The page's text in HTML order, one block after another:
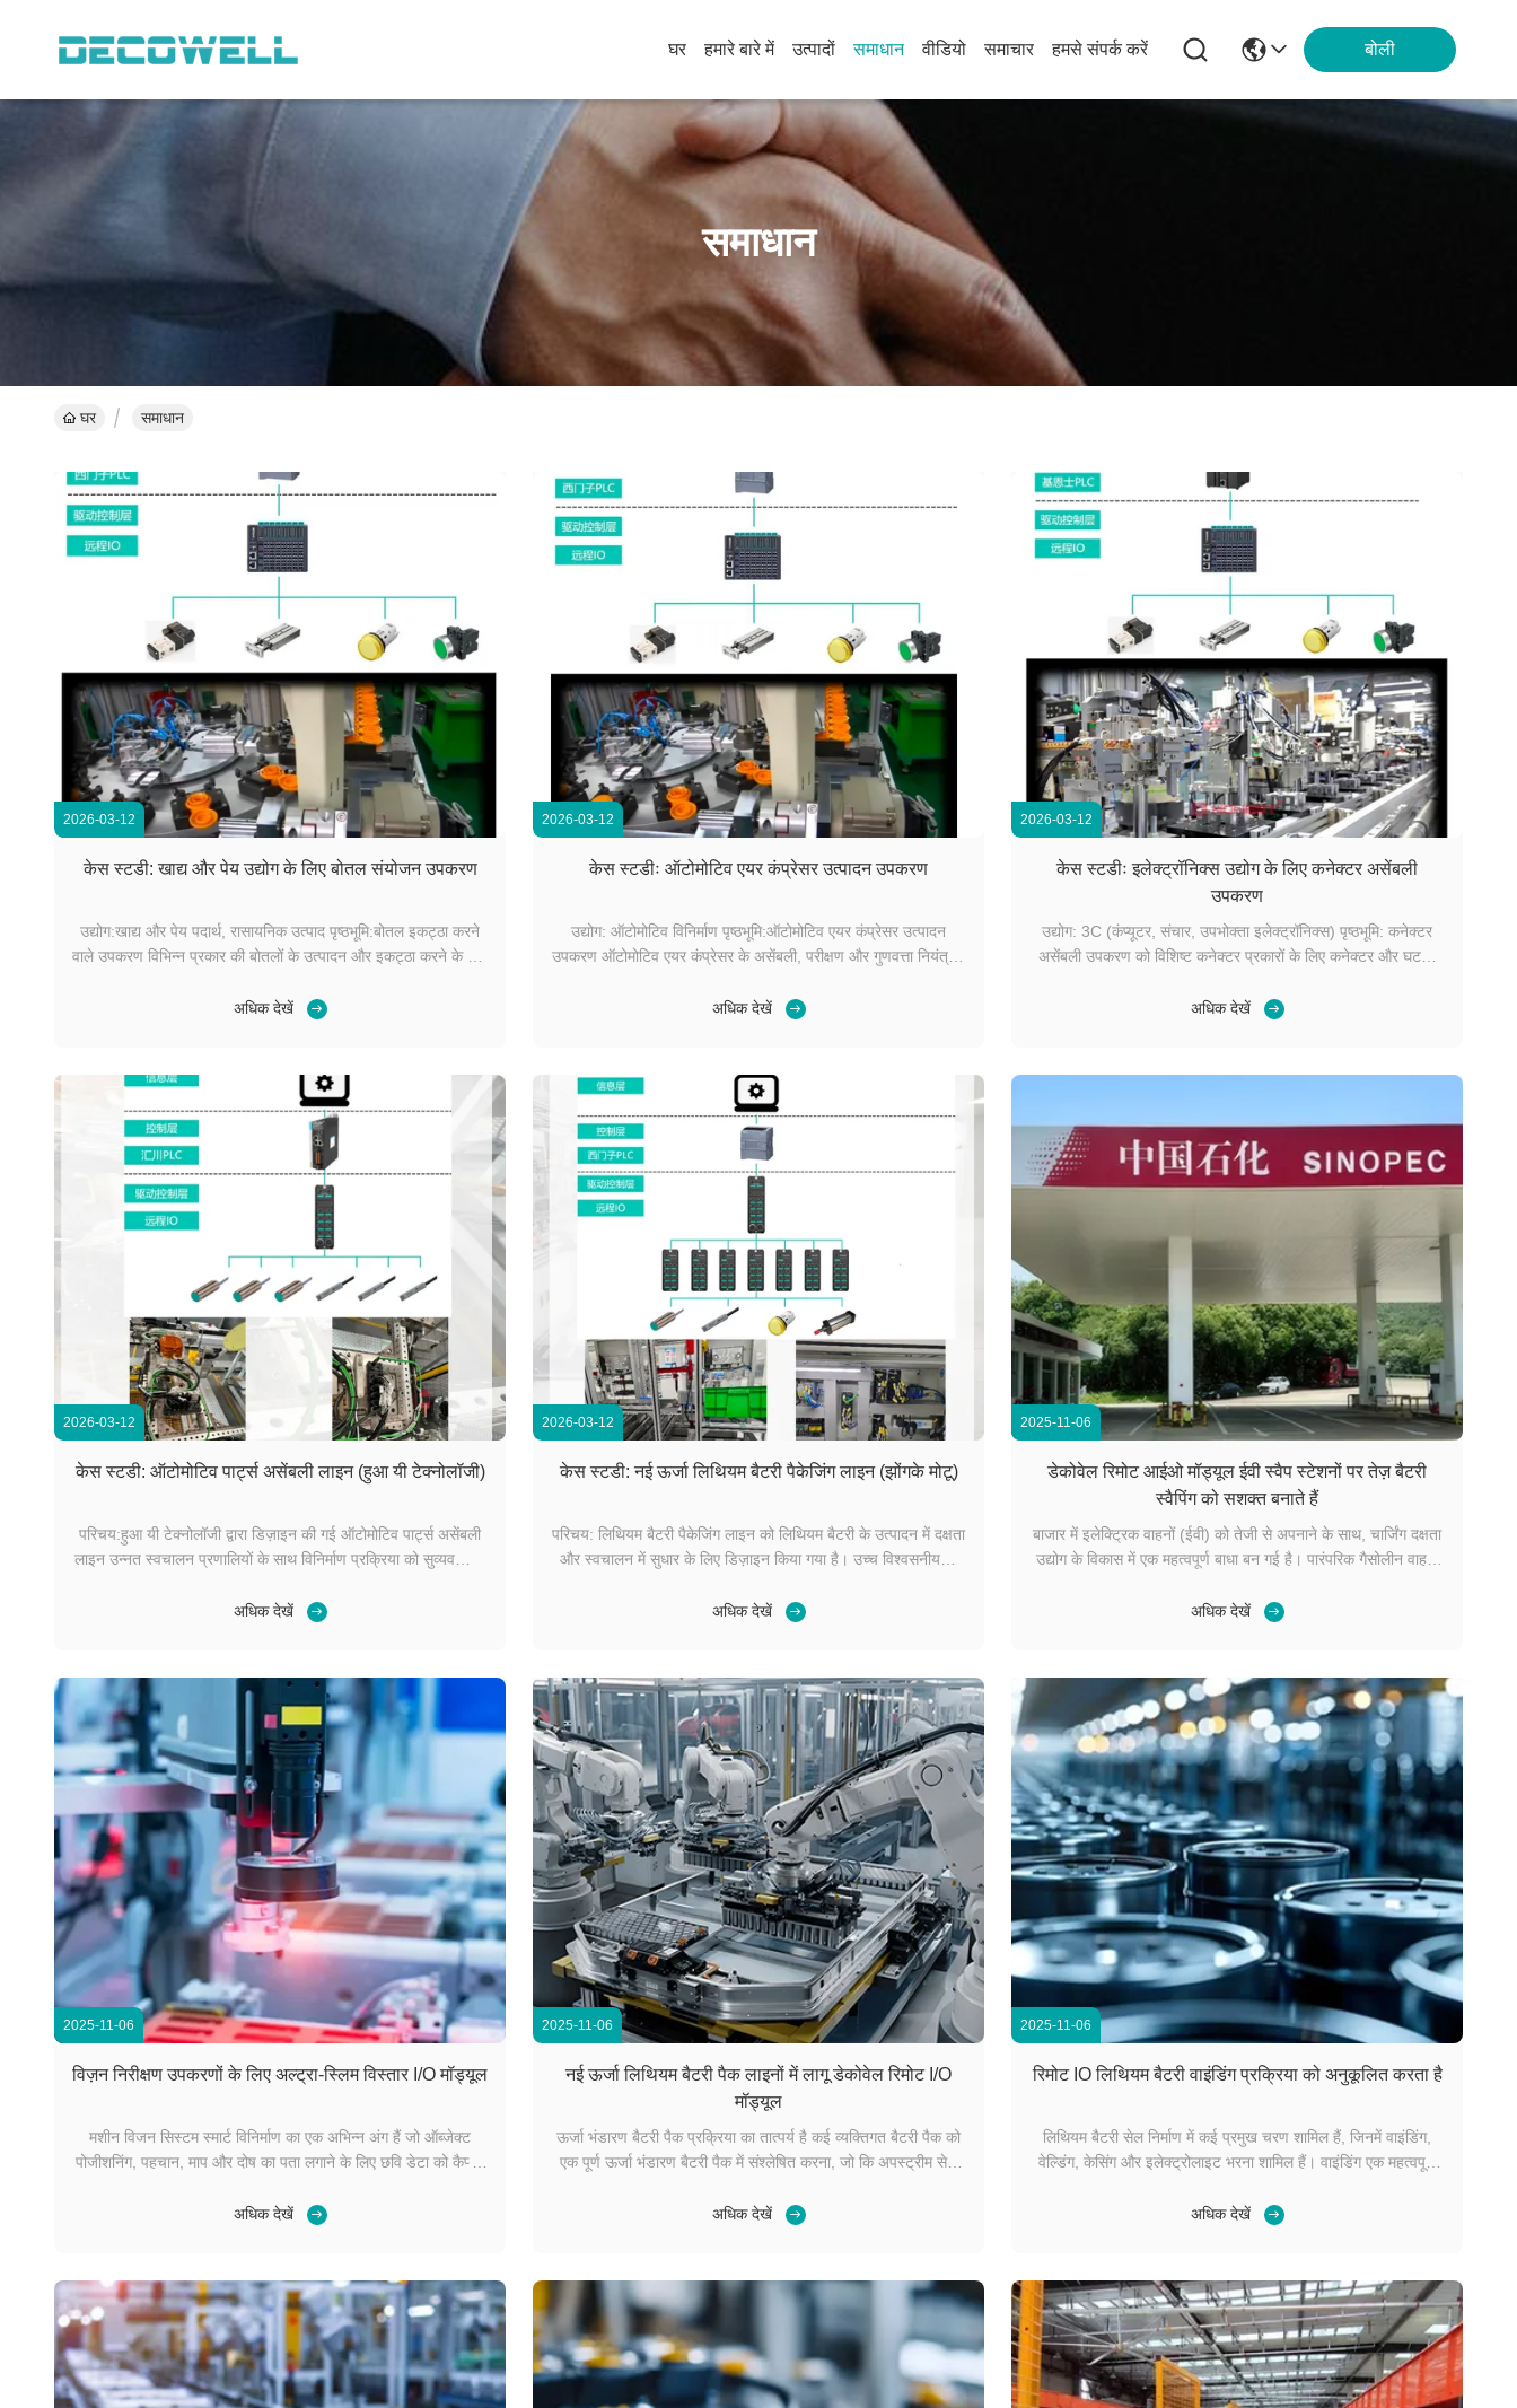
घर हमारे बारे में उत्पादों समाधान वीडियो समाचार हमसे संपर्क करें बोली
समाधान
घर समाधान
2026-03-12
केस स्टडी: खाद्य और पेय उद्योग के लिए बोतल संयोजन उपकरण
उद्योग:खाद्य और पेय पदार्थ, रासायनिक उत्पाद पृष्ठभूमि:बोतल इकट्ठा करने
वाले उपकरण विभिन्न प्रकार की बोतलों के उत्पादन और इकट्ठा करने के लिए
उपयोग किए जाते हैं।ये प्रणाली आमतौर पर अत्यधिक स्वचालित होती हैं,
अधिक देखें
2026-03-12
केस स्टडीः ऑटोमोटिव एयर कंप्रेसर उत्पादन उपकरण
उद्योग: ऑटोमोटिव विनिर्माण पृष्ठभूमि:ऑटोमोटिव एयर कंप्रेसर उत्पादन
उपकरण ऑटोमोटिव एयर कंप्रेसर के असेंबली, परीक्षण और गुणवत्ता नियंत्रण
प्रदर्शन सुनिश्चित करने के लिए स्वचालित असेंबली लाइन, सटीक परीक्षण
अधिक देखें
2026-03-12
केस स्टडीः इलेक्ट्रॉनिक्स उद्योग के लिए कनेक्टर असेंबली
उपकरण
उद्योग: 3C (कंप्यूटर, संचार, उपभोक्ता इलेक्ट्रॉनिक्स) पृष्ठभूमि: कनेक्टर
असेंबली उपकरण को विशिष्ट कनेक्टर प्रकारों के लिए कनेक्टर और घटकों
है। उपकरण का मुख्य कार्य कनेक्टर के विभिन्न भागों, जैसे पिन, सॉकेट और
अधिक देखें
2026-03-12
केस स्टडी: ऑटोमोटिव पार्ट्स असेंबली लाइन (हुआ यी टेक्नोलॉजी)
परिचय:हुआ यी टेक्नोलॉजी द्वारा डिज़ाइन की गई ऑटोमोटिव पार्ट्स असेंबली
लाइन उन्नत स्वचालन प्रणालियों के साथ विनिर्माण प्रक्रिया को सुव्यवस्थित
और गुणवत्ता में सुधार के लिए सूचना निगरानी, ​​दोष निदान और नियंत्रण
अधिक देखें
2026-03-12
केस स्टडी: नई ऊर्जा लिथियम बैटरी पैकेजिंग लाइन (झोंगके मोटू)
परिचय: लिथियम बैटरी पैकेजिंग लाइन को लिथियम बैटरी के उत्पादन में दक्षता
और स्वचालन में सुधार के लिए डिज़ाइन किया गया है। उच्च विश्वसनीयता,
विभिन्न उद्योगों में प्रयोग किया जाता हैयह स्वच्छ और नवीकरणीय ऊर्जा
अधिक देखें
2025-11-06
डेकोवेल रिमोट आईओ मॉड्यूल ईवी स्वैप स्टेशनों पर तेज़ बैटरी
स्वैपिंग को सशक्त बनाते हैं
बाजार में इलेक्ट्रिक वाहनों (ईवी) को तेजी से अपनाने के साथ, चार्जिंग दक्षता
उद्योग के विकास में एक महत्वपूर्ण बाधा बन गई है। पारंपरिक गैसोलीन वाहनों
चार्जिंग विधियां अक्सर लंबा समय लेती हैं, जिससे ड्राइवरों में बार-बार “रेंज
अधिक देखें
2025-11-06
विज़न निरीक्षण उपकरणों के लिए अल्ट्रा-स्लिम विस्तार I/O मॉड्यूल
मशीन विजन सिस्टम स्मार्ट विनिर्माण का एक अभिन्न अंग हैं जो ऑब्जेक्ट
पोजीशनिंग, पहचान, माप और दोष का पता लगाने के लिए छवि डेटा को कैप्चर
गति, स्थिरता और विश्वसनीयता प्रदान करता है। एआई मॉडल और बिग डेटा
अधिक देखें
2025-11-06
नई ऊर्जा लिथियम बैटरी पैक लाइनों में लागू डेकोवेल रिमोट I/O
मॉड्यूल
ऊर्जा भंडारण बैटरी पैक प्रक्रिया का तात्पर्य है कई व्यक्तिगत बैटरी पैक को
एक पूर्ण ऊर्जा भंडारण बैटरी पैक में संश्लेषित करना, जो कि अपस्ट्रीम सेल
एक महत्वपूर्ण कड़ी है। पैक असेंबली आमतौर पर स्वचालित उत्पादन लाइनों
अधिक देखें
2025-11-06
रिमोट IO लिथियम बैटरी वाइंडिंग प्रक्रिया को अनुकूलित करता है
लिथियम बैटरी सेल निर्माण में कई प्रमुख चरण शामिल हैं, जिनमें वाइंडिंग,
वेल्डिंग, केसिंग और इलेक्ट्रोलाइट भरना शामिल हैं। वाइंडिंग एक महत्वपूर्ण
उद्योग भागीदार स्वचालित बैटरी सेल उत्पादन में उच्च परिशुद्धता, गति और
अधिक देखें